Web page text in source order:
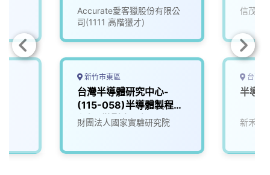
Accurate愛客獵股份有限公
司(1111 高階獵才)
新竹市東區
台灣半導體研究中心-
(115-058)半導體製程工
程師_微影光罩組
財團法人國家實驗研究院
信茂科
台南
半導
新禾應